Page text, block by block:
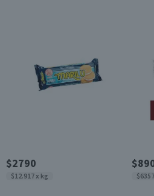
$2790
$12.917 x kg